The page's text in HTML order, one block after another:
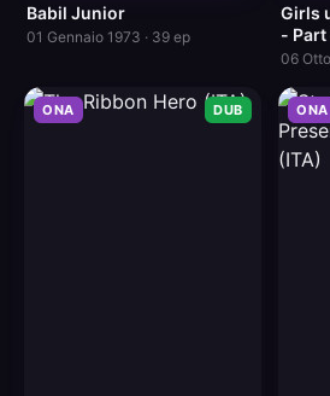
Babil Junior
01 Gennaio 1973 · 39 ep
Girls
- Part
06
ONA DUB ONA